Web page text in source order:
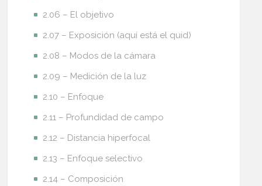
2.06 – El objetivo
2.07 – Exposición (aquí está el quid)
2.08 – Modos de la cámara
2.09 – Medición de la luz
2.10 – Enfoque
2.11 – Profundidad de campo
2.12 – Distancia hiperfocal
2.13 – Enfoque selectivo
2.14 – Composición